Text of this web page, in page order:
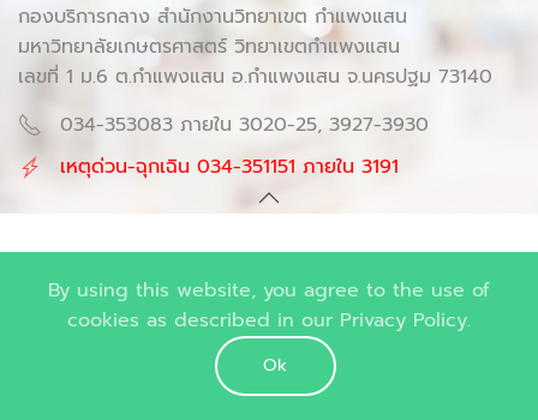
กองบริการกลาง สำนักงานวิทยาเขต กำแพงแสน
มหาวิทยาลัยเกษตรศาสตร์ วิทยาเขตกำแพงแสน
เลขที่ 1 ม.6 ต.กำแพงแสน อ.กำแพงแสน จ.นครปฐม 73140
034-353083 ภายใน 3020-25, 3927-3930
เหตุด่วน-ฉุกเฉิน 034-351151 ภายใน 3191
By using this website, you agree to the use of
cookies as described in our Privacy Policy.
Ok